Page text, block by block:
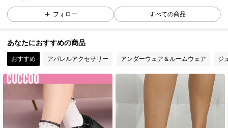
2 フォロワー
フォロー すべての商品
あなたにおすすめの商品
おすすめ アパレルアクセサリー アンダーウェア＆ルームウェア ジ